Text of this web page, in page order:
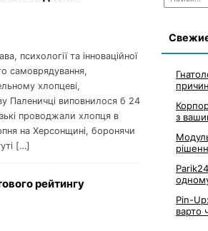
психології та інноваційної
самоврядування,
хлопцеві,
Паленичці виповнилося б 24
проводжали хлопця в
на Херсонщині, боронячи
[…]
рейтингу
з
Pin-
варто